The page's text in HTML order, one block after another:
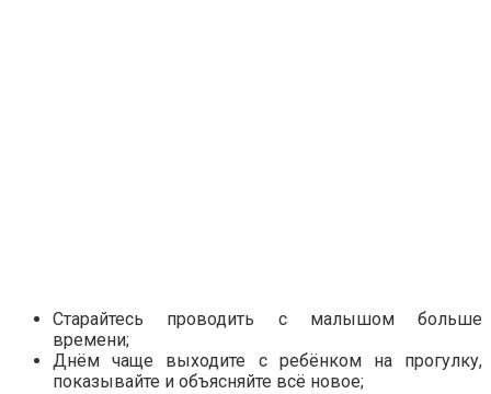
Старайтесь проводить с малышом больше
времени;
Днём чаще выходите с ребёнком на прогулку,
показывайте и объясняйте всё новое;